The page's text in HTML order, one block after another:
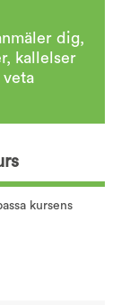
dig,
kallelser
veta
kursens